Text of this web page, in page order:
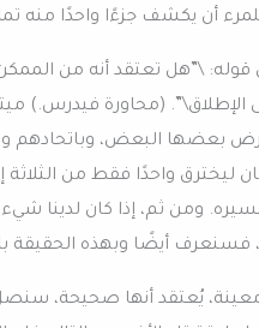
أن يكشف جزءًا واحدًا منه
\”هل تعتقد أنه من
(محاورة فيدرس.)
بعضها البعض، وباتحادهم
ليخترق واحدًا فقط من
ومن ثم، إذا كان لدينا
أيضًا وبهذه الحقيقة
معينة، يُعتقد أنها صحيحة،